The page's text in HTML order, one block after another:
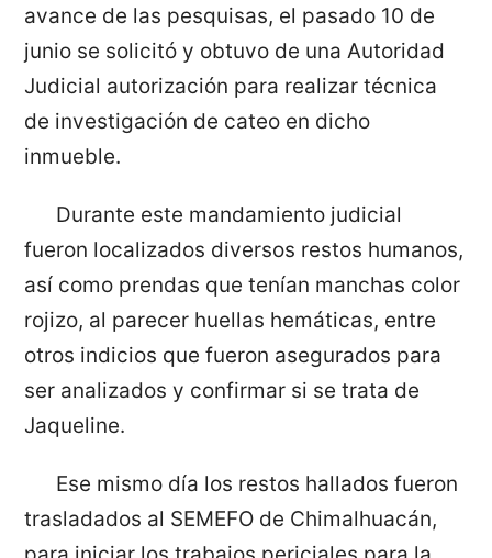
avance de las pesquisas, el pasado 10 de
junio se solicitó y obtuvo de una Autoridad
Judicial autorización para realizar técnica
de investigación de cateo en dicho
inmueble.
Durante este mandamiento judicial
fueron localizados diversos restos humanos,
así como prendas que tenían manchas color
rojizo, al parecer huellas hemáticas, entre
otros indicios que fueron asegurados para
ser analizados y confirmar si se trata de
Jaqueline.
Ese mismo día los restos hallados fueron
trasladados al SEMEFO de Chimalhuacán,